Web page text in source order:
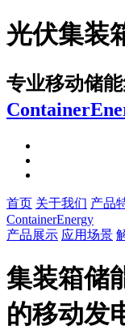
光伏集装
专业移动储
首页 关于我们 产品
ContainerEnergy
产品展示 应用场景
集装箱储
的移动发